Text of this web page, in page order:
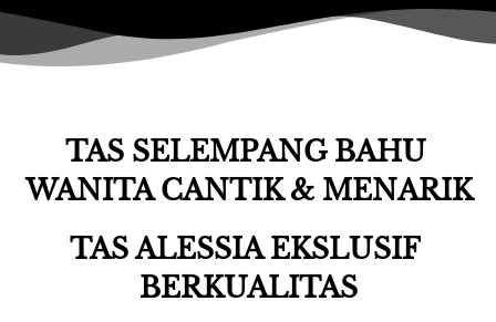
TAS SELEMPANG BAHU
WANITA CANTIK & MENARIK
TAS ALESSIA EKSLUSIF
BERKUALITAS